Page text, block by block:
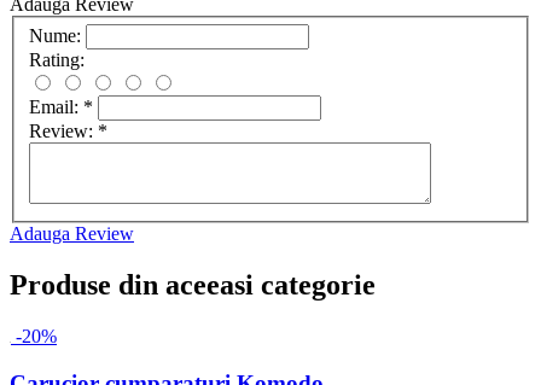
Nume:
Rating:
Email: *
Review: *
Adauga Review
Produse din aceeasi categorie
-20%